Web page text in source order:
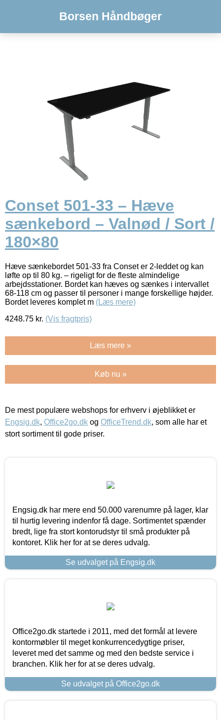
Borsen Håndbøger
Conset 501-33 – Hæve
sænkebord – Valnød / Sort /
180×80
Hæve sænkebordet 501-33 fra Conset er 2-leddet og kan
løfte op til 80 kg. – rigeligt for de fleste almindelige
arbejdsstationer. Bordet kan hæves og sænkes i intervallet
68-118 cm og passer til personer i mange forskellige højder.
Bordet leveres komplet m (Læs mere)
4248.75 kr. (Vis fragtpris)
Læs mere »
Køb nu »
De mest populære webshops for erhverv i øjeblikket er
Engsig.dk, Office2go.dk og OfficeTrend.dk, som alle har et
stort sortiment til gode priser.
Engsig.dk har mere end 50.000 varenumre på lager, klar
til hurtig levering indenfor få dage. Sortimentet spænder
bredt, lige fra stort kontorudstyr til små produkter på
kontoret. Klik her for at se deres udvalg.
Se udvalget på Engsig.dk
Office2go.dk startede i 2011, med det formål at levere
kontormøbler til meget konkurrencedygtige priser,
leveret med det samme og med den bedste service i
branchen. Klik her for at se deres udvalg.
Se udvalget på Office2go.dk